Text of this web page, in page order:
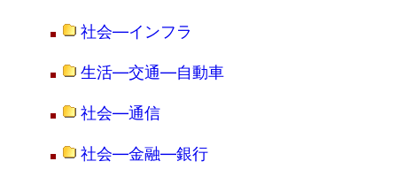
社会―インフラ
生活―交通―自動車
社会―通信
社会―金融―銀行